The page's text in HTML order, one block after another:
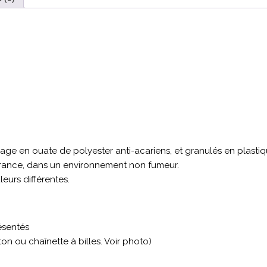
en ouate de polyester anti-acariens, et granulés en
dans un environnement non fumeur.
différentes.
ou chaînette à billes. Voir photo)